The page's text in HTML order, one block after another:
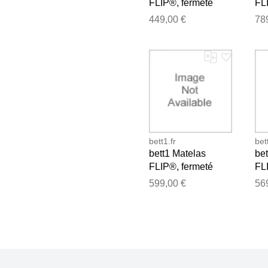
FLIP®, fermeté
moyenne (H3),
449,00 €
bett1.fr
bett1 Matelas
FLIP®, fermeté
moyenne (H3),
599,00 €